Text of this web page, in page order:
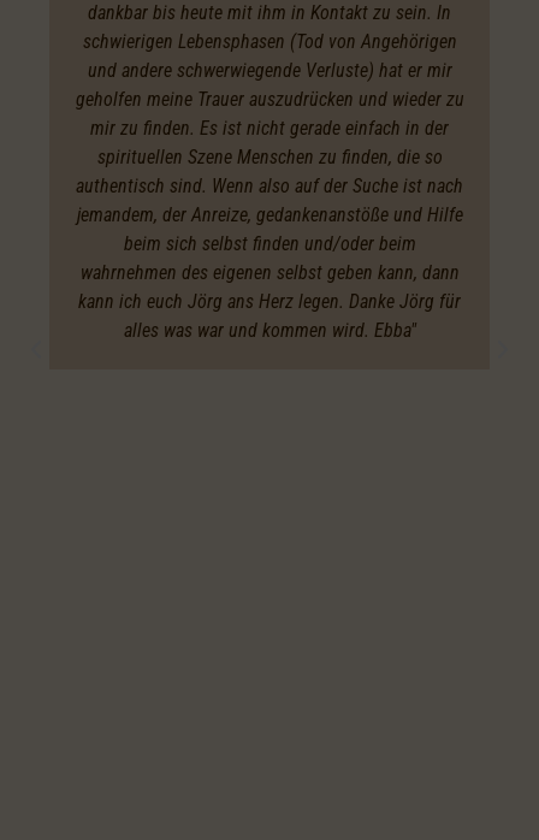
dankbar bis heute mit ihm in Kontakt zu sein. In
schwierigen Lebensphasen (Tod von Angehörigen
und andere schwerwiegende Verluste) hat er mir
geholfen meine Trauer auszudrücken und wieder zu
mir zu finden. Es ist nicht gerade einfach in der
spirituellen Szene Menschen zu finden, die so
authentisch sind. Wenn also auf der Suche ist nach
jemandem, der Anreize, gedankenanstöße und Hilfe
beim sich selbst finden und/oder beim
wahrnehmen des eigenen selbst geben kann, dann
kann ich euch Jörg ans Herz legen. Danke Jörg für
alles was war und kommen wird. Ebba"